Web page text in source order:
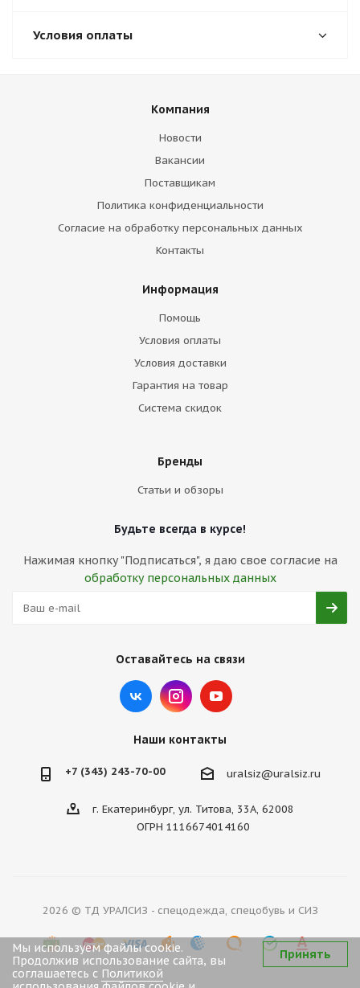
Условия оплаты
Компания
Новости
Вакансии
Поставщикам
Политика конфиденциальности
Согласие на обработку персональных данных
Контакты
Информация
Помощь
Условия оплаты
Условия доставки
Гарантия на товар
Система скидок
Бренды
Статьи и обзоры
Будьте всегда в курсе!
Нажимая кнопку "Подписаться", я даю свое согласие на
обработку персональных данных
Оставайтесь на связи
Наши контакты
+7 (343) 243-70-00 uralsiz@uralsiz.ru
г. Екатеринбург, ул. Титова, 33А, 62008
ОГРН 1116674014160
2026 © ТД УРАЛСИЗ - спецодежда, спецобувь и СИЗ
Мы используем файлы cookie.
Продолжив использование сайта, вы
соглашаетесь с Политикой
Принять